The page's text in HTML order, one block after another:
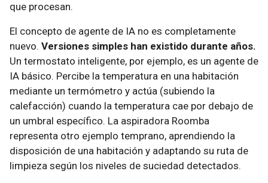
que procesan.
El concepto de agente de IA no es completamente
nuevo. Versiones simples han existido durante años.
Un termostato inteligente, por ejemplo, es un agente de
IA básico. Percibe la temperatura en una habitación
mediante un termómetro y actúa (subiendo la
calefacción) cuando la temperatura cae por debajo de
un umbral específico. La aspiradora Roomba
representa otro ejemplo temprano, aprendiendo la
disposición de una habitación y adaptando su ruta de
limpieza según los niveles de suciedad detectados.